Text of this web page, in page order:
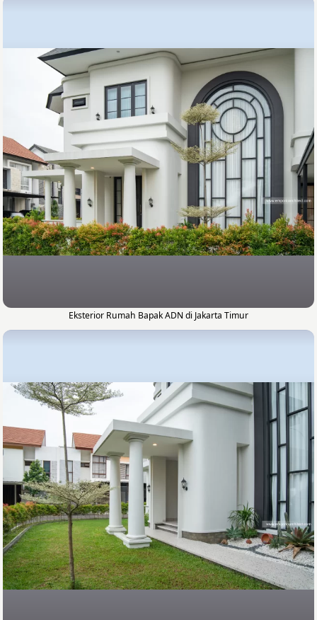
Eksterior Rumah Bapak ADN di Jakarta Timur